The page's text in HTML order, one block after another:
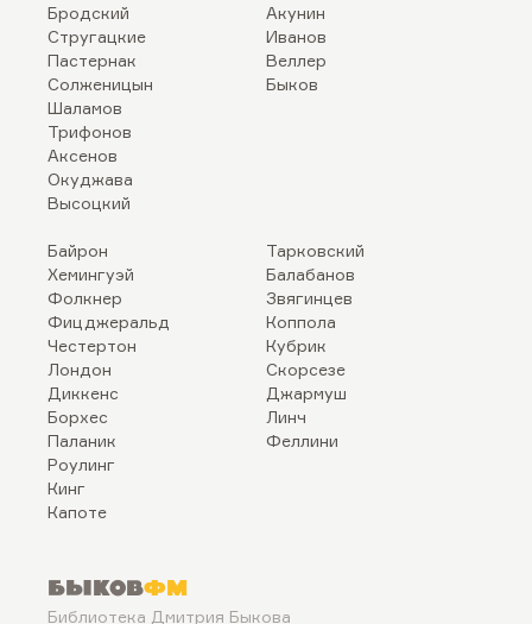
Бродский
Стругацкие
Пастернак
Солженицын
Шаламов
Трифонов
Аксенов
Окуджава
Высоцкий
Акунин
Иванов
Веллер
Быков
Байрон
Хемингуэй
Фолкнер
Фицджеральд
Честертон
Лондон
Диккенс
Борхес
Паланик
Роулинг
Кинг
Капоте
Тарковский
Балабанов
Звягинцев
Коппола
Кубрик
Скорсезе
Джармуш
Линч
Феллини
БыковФМ
Библиотека Дмитрия Быкова